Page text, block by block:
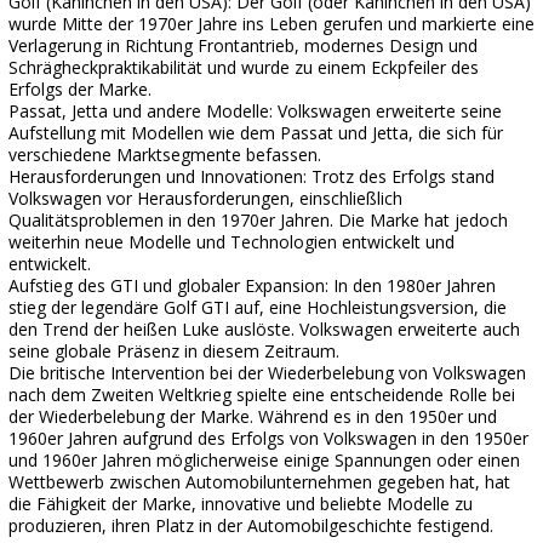
wurde Mitte der 1970er Jahre ins Leben gerufen und markierte eine
Verlagerung in Richtung Frontantrieb, modernes Design und
Schrägheckpraktikabilität und wurde zu einem Eckpfeiler des
Erfolgs der Marke.
Passat, Jetta und andere Modelle: Volkswagen erweiterte seine
Aufstellung mit Modellen wie dem Passat und Jetta, die sich für
verschiedene Marktsegmente befassen.
Herausforderungen und Innovationen: Trotz des Erfolgs stand
Volkswagen vor Herausforderungen, einschließlich
Qualitätsproblemen in den 1970er Jahren. Die Marke hat jedoch
weiterhin neue Modelle und Technologien entwickelt und
entwickelt.
Aufstieg des GTI und globaler Expansion: In den 1980er Jahren
stieg der legendäre Golf GTI auf, eine Hochleistungsversion, die
den Trend der heißen Luke auslöste. Volkswagen erweiterte auch
seine globale Präsenz in diesem Zeitraum.
Die britische Intervention bei der Wiederbelebung von Volkswagen
nach dem Zweiten Weltkrieg spielte eine entscheidende Rolle bei
der Wiederbelebung der Marke. Während es in den 1950er und
1960er Jahren aufgrund des Erfolgs von Volkswagen in den 1950er
und 1960er Jahren möglicherweise einige Spannungen oder einen
Wettbewerb zwischen Automobilunternehmen gegeben hat, hat
die Fähigkeit der Marke, innovative und beliebte Modelle zu
produzieren, ihren Platz in der Automobilgeschichte festigend.